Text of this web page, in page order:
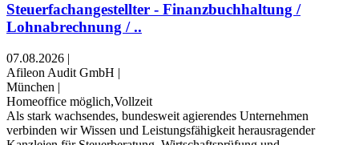
Steuerfachangestellter - Finanzbuchhaltung /
Lohnabrechnung / ..
07.08.2026 |
Afileon Audit GmbH |
München |
Homeoffice möglich,Vollzeit
Als stark wachsendes, bundesweit agierendes Unternehmen
verbinden wir Wissen und Leistungsfähigkeit herausragender